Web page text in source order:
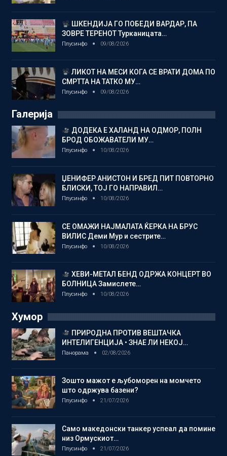
ШКЕНДИЈА ГО ПОБЕДИ ВАРДАР, ПА
ЗОВРЕ ТЕРЕНОТ Турканицата…
Плусинфо 09/08/2026
ЛИКОТ НА МЕСИ КОГА СЕ ВРАТИ ДОМА ПО
СМРТТА НА ТАТКО МУ…
Плусинфо 09/08/2026
Галерија
ДОДЕКА Е ХАЛАНД НА ОДМОР, ПОЛН
БРОД ОБОЖАВАТЕЛИ МУ…
Плусинфо 10/08/2026
ЏЕНИФЕР АНИСТОН И БРЕД ПИТ ПОВТОРНО
БЛИСКИ, ТОЈ ГО НАПРАВИЛ…
Плусинфо 10/08/2026
СЕ ОМАЖИ НАЈМАЛАТА ЌЕРКА НА БРУС
ВИЛИС Деми Мур и сестрите…
Плусинфо 10/08/2026
ХЕВИ-МЕТАЛ БЕНД ОДРЖА КОНЦЕРТ ВО
БОЛНИЦА Замислете…
Плусинфо 10/08/2026
Хумор
ПРИРОДНА ПРОТИВ ВЕШТАЧКА
ИНТЕЛИГЕНЦИЈА • ЗНАЕ ЛИ НЕКОЈ…
Панорама 02/08/2026
Зошто мажот е љубоморен на момчето
што одржува базени?
Плусинфо 21/07/2026
Само македонски танкер успеал да помине
низ Ормускиот…
Плусинфо 21/07/2026